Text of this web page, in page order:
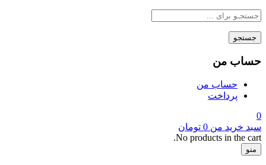
جستجو
حساب من
حساب من
پرداخت
0
سبد خرید من 0 تومان
No products in the cart.
منو